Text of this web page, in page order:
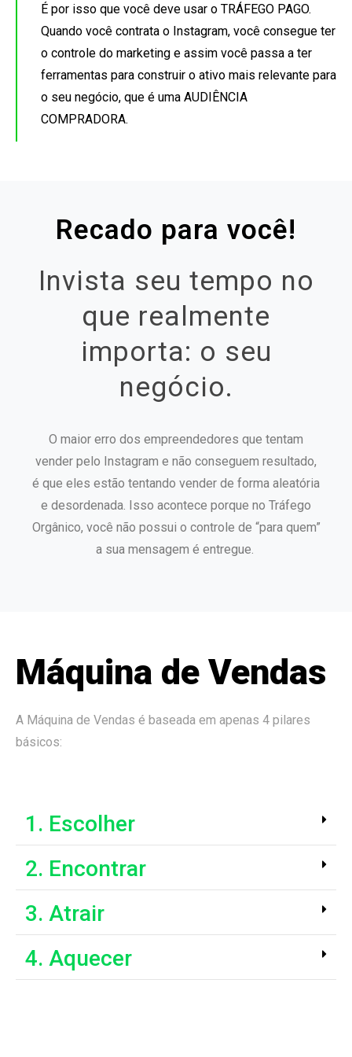
panel
Panel
panel
satın al
Panel
panel
panel
panel
panel
panel
panel
panel
panel
Panel
É por isso que você deve usar o TRÁFEGO PAGO.
Quando você contrata o Instagram, você consegue ter
o controle do marketing e assim você passa a ter
ferramentas para construir o ativo mais relevante para
o seu negócio, que é uma AUDIÊNCIA
COMPRADORA.
Recado para você!
Invista seu tempo no
que realmente
importa: o seu
negócio.
O maior erro dos empreendedores que tentam
vender pelo Instagram e não conseguem resultado,
é que eles estão tentando vender de forma aleatória
e desordenada. Isso acontece porque no Tráfego
Orgânico, você não possui o controle de “para quem”
a sua mensagem é entregue.
Máquina de Vendas
A Máquina de Vendas é baseada em apenas 4 pilares
básicos:
1. Escolher
2. Encontrar
3. Atrair
4. Aquecer